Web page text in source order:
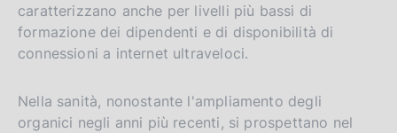
caratterizzano anche per livelli più bassi di
formazione dei dipendenti e di disponibilità di
connessioni a internet ultraveloci.
Nella sanità, nonostante l'ampliamento degli
organici negli anni più recenti, si prospettano nel